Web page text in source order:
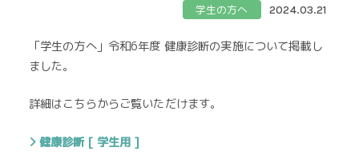
学生の方へ 2024.03.21
「学生の方へ」令和6年度 健康診断の実施について掲載し
ました。
詳細はこちらからご覧いただけます。
健康診断 [ 学生用 ]